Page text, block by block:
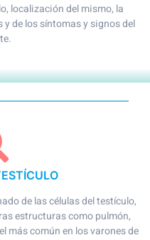
localización del mismo, la
de los síntomas y signos del
de las células del testículo,
estructuras como pulmón,
más común en los varones de